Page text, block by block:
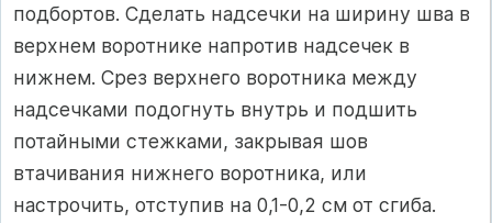
подбортов. Сделать надсечки на ширину шва в
верхнем воротнике напротив надсечек в
нижнем. Срез верхнего воротника между
надсечками подогнуть внутрь и подшить
потайными стежками, закрывая шов
втачивания нижнего воротника, или
настрочить, отступив на 0,1-0,2 см от сгиба.